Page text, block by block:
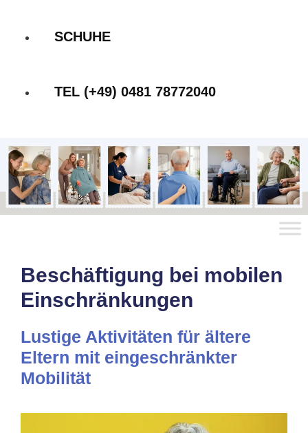
SCHUHE
TEL (+49) 0481 78772040
Beschäftigung bei mobilen
Einschränkungen
Lustige Aktivitäten für ältere
Eltern mit eingeschränkter
Mobilität